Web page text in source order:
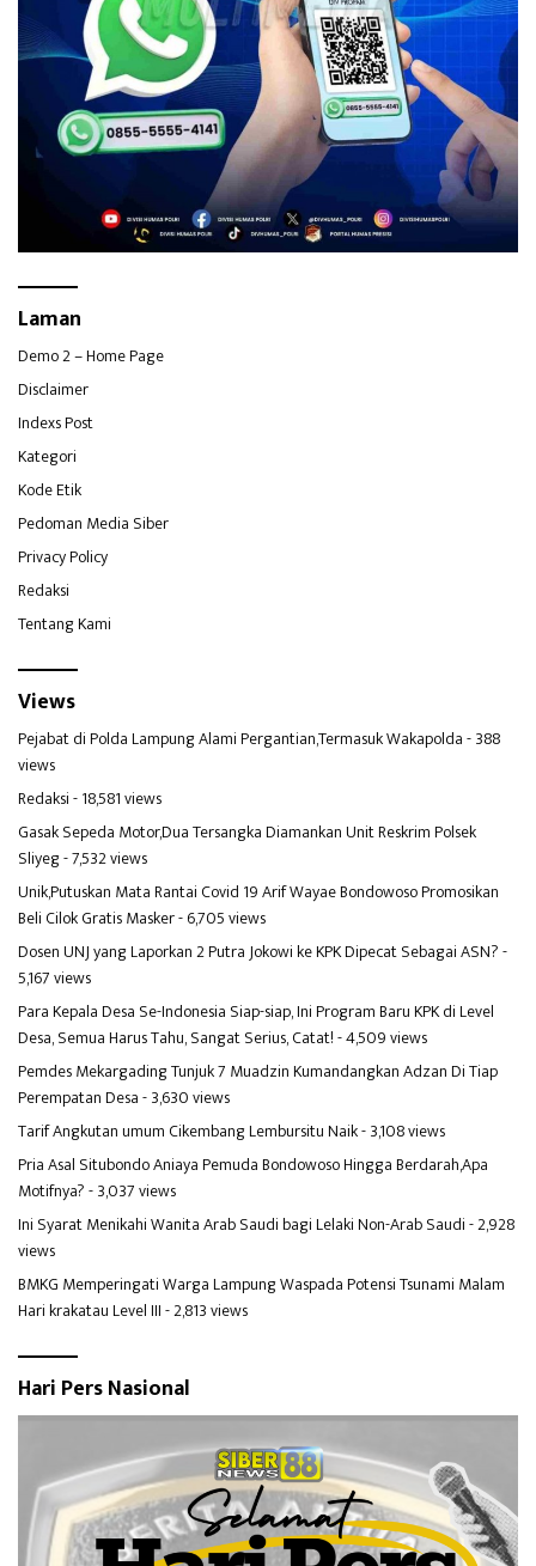
Laman
Demo 2 – Home Page
Disclaimer
Indexs Post
Kategori
Kode Etik
Pedoman Media Siber
Privacy Policy
Redaksi
Tentang Kami
Views
Pejabat di Polda Lampung Alami Pergantian,Termasuk Wakapolda- 388
views
Redaksi- 18,581 views
Gasak Sepeda Motor,Dua Tersangka Diamankan Unit Reskrim Polsek
Sliyeg- 7,532 views
Unik,Putuskan Mata Rantai Covid 19 Arif Wayae Bondowoso Promosikan
Beli Cilok Gratis Masker- 6,705 views
Dosen UNJ yang Laporkan 2 Putra Jokowi ke KPK Dipecat Sebagai ASN?-
5,167 views
Para Kepala Desa Se-Indonesia Siap-siap, Ini Program Baru KPK di Level
Desa, Semua Harus Tahu, Sangat Serius, Catat!- 4,509 views
Pemdes Mekargading Tunjuk 7 Muadzin Kumandangkan Adzan Di Tiap
Perempatan Desa- 3,630 views
Tarif Angkutan umum Cikembang Lembursitu Naik- 3,108 views
Pria Asal Situbondo Aniaya Pemuda Bondowoso Hingga Berdarah,Apa
Motifnya?- 3,037 views
Ini Syarat Menikahi Wanita Arab Saudi bagi Lelaki Non-Arab Saudi- 2,928
views
BMKG Memperingati Warga Lampung Waspada Potensi Tsunami Malam
Hari krakatau Level III- 2,813 views
Hari Pers Nasional